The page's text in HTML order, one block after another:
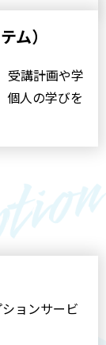
ム）
受講計画や学
個人の学びを
ョンサービ